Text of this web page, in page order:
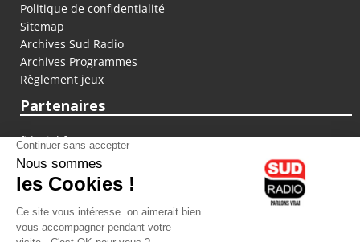
Politique de confidentialité
Sitemap
Archives Sud Radio
Archives Programmes
Règlement jeux
Partenaires
fiducial.fr
lyoncapitale.fr
olympique-et-lyonnais.com
L'application Iphone / Android